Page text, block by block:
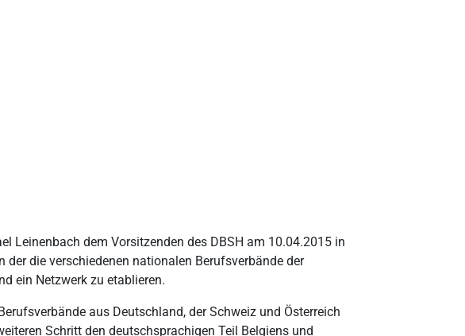
Leinenbach dem Vorsitzenden des DBSH am 10.04.2015 in
die verschiedenen nationalen Berufsverbände der
ein Netzwerk zu etablieren.
aus Deutschland, der Schweiz und Österreich
Schritt den deutschsprachigen Teil Belgiens und